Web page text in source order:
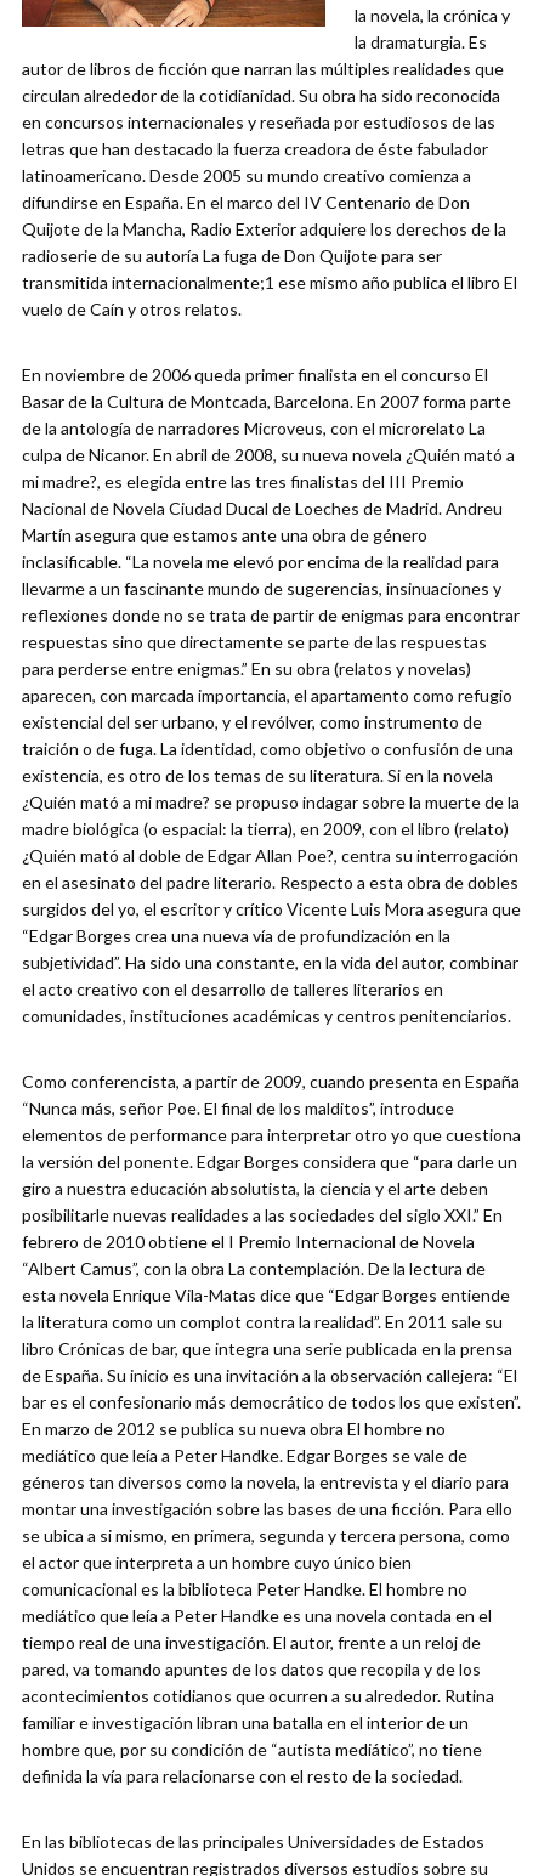
la novela, la crónica y
la dramaturgia. Es
autor de libros de ficción que narran las múltiples realidades que
circulan alrededor de la cotidianidad. Su obra ha sido reconocida
en concursos internacionales y reseñada por estudiosos de las
letras que han destacado la fuerza creadora de éste fabulador
latinoamericano. Desde 2005 su mundo creativo comienza a
difundirse en España. En el marco del IV Centenario de Don
Quijote de la Mancha, Radio Exterior adquiere los derechos de la
radioserie de su autoría La fuga de Don Quijote para ser
transmitida internacionalmente;1 ese mismo año publica el libro El
vuelo de Caín y otros relatos.
En noviembre de 2006 queda primer finalista en el concurso El
Basar de la Cultura de Montcada, Barcelona. En 2007 forma parte
de la antología de narradores Microveus, con el microrelato La
culpa de Nicanor. En abril de 2008, su nueva novela ¿Quién mató a
mi madre?, es elegida entre las tres finalistas del III Premio
Nacional de Novela Ciudad Ducal de Loeches de Madrid. Andreu
Martín asegura que estamos ante una obra de género
inclasificable. “La novela me elevó por encima de la realidad para
llevarme a un fascinante mundo de sugerencias, insinuaciones y
reflexiones donde no se trata de partir de enigmas para encontrar
respuestas sino que directamente se parte de las respuestas
para perderse entre enigmas.” En su obra (relatos y novelas)
aparecen, con marcada importancia, el apartamento como refugio
existencial del ser urbano, y el revólver, como instrumento de
traición o de fuga. La identidad, como objetivo o confusión de una
existencia, es otro de los temas de su literatura. Si en la novela
¿Quién mató a mi madre? se propuso indagar sobre la muerte de la
madre biológica (o espacial: la tierra), en 2009, con el libro (relato)
¿Quién mató al doble de Edgar Allan Poe?, centra su interrogación
en el asesinato del padre literario. Respecto a esta obra de dobles
surgidos del yo, el escritor y crítico Vicente Luis Mora asegura que
“Edgar Borges crea una nueva vía de profundización en la
subjetividad”. Ha sido una constante, en la vida del autor, combinar
el acto creativo con el desarrollo de talleres literarios en
comunidades, instituciones académicas y centros penitenciarios.
Como conferencista, a partir de 2009, cuando presenta en España
“Nunca más, señor Poe. El final de los malditos”, introduce
elementos de performance para interpretar otro yo que cuestiona
la versión del ponente. Edgar Borges considera que “para darle un
giro a nuestra educación absolutista, la ciencia y el arte deben
posibilitarle nuevas realidades a las sociedades del siglo XXI.” En
febrero de 2010 obtiene el I Premio Internacional de Novela
“Albert Camus”, con la obra La contemplación. De la lectura de
esta novela Enrique Vila-Matas dice que “Edgar Borges entiende
la literatura como un complot contra la realidad”. En 2011 sale su
libro Crónicas de bar, que integra una serie publicada en la prensa
de España. Su inicio es una invitación a la observación callejera: “El
bar es el confesionario más democrático de todos los que existen”.
En marzo de 2012 se publica su nueva obra El hombre no
mediático que leía a Peter Handke. Edgar Borges se vale de
géneros tan diversos como la novela, la entrevista y el diario para
montar una investigación sobre las bases de una ficción. Para ello
se ubica a si mismo, en primera, segunda y tercera persona, como
el actor que interpreta a un hombre cuyo único bien
comunicacional es la biblioteca Peter Handke. El hombre no
mediático que leía a Peter Handke es una novela contada en el
tiempo real de una investigación. El autor, frente a un reloj de
pared, va tomando apuntes de los datos que recopila y de los
acontecimientos cotidianos que ocurren a su alrededor. Rutina
familiar e investigación libran una batalla en el interior de un
hombre que, por su condición de “autista mediático”, no tiene
definida la vía para relacionarse con el resto de la sociedad.
En las bibliotecas de las principales Universidades de Estados
Unidos se encuentran registrados diversos estudios sobre su